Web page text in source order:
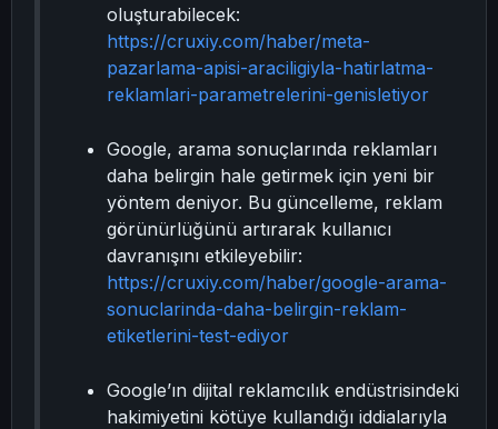
oluşturabilecek:
https://cruxiy.com/haber/meta-
pazarlama-apisi-araciligiyla-hatirlatma-
reklamlari-parametrelerini-genisletiyor
Google, arama sonuçlarında reklamları
daha belirgin hale getirmek için yeni bir
yöntem deniyor. Bu güncelleme, reklam
görünürlüğünü artırarak kullanıcı
davranışını etkileyebilir:
https://cruxiy.com/haber/google-arama-
sonuclarinda-daha-belirgin-reklam-
etiketlerini-test-ediyor
Google’ın dijital reklamcılık endüstrisindeki
hakimiyetini kötüye kullandığı iddialarıyla